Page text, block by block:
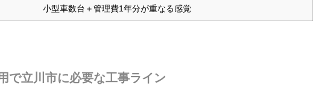
小型車数台＋管理費1年分が重なる感覚
で立川市に必要な工事ライン